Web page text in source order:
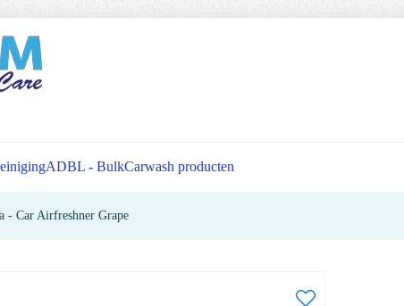
ADBL - BulkCarwash producten
- Car Airfreshner Grape